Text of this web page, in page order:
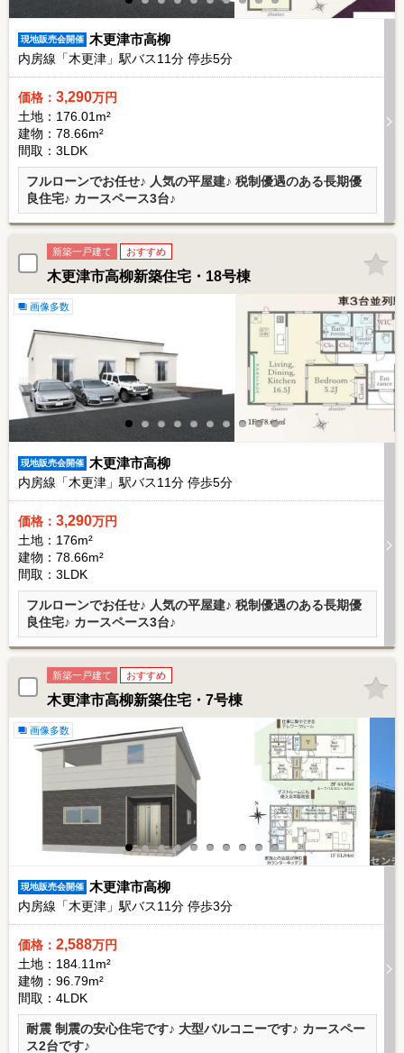
現地販売会開催 木更津市高柳
内房線「木更津」駅バス11分 停歩5分
価格： 3,290万円
土地：176.01m²
建物：78.66m²
間取：3LDK
フルローンでお任せ♪ 人気の平屋建♪ 税制優遇のある長期優
良住宅♪ カースペース3台♪
新築一戸建て おすすめ
木更津市高柳新築住宅・18号棟
画像多数
現地販売会開催 木更津市高柳
内房線「木更津」駅バス11分 停歩5分
価格： 3,290万円
土地：176m²
建物：78.66m²
間取：3LDK
フルローンでお任せ♪ 人気の平屋建♪ 税制優遇のある長期優
良住宅♪ カースペース3台♪
新築一戸建て おすすめ
木更津市高柳新築住宅・7号棟
画像多数
現地販売会開催 木更津市高柳
内房線「木更津」駅バス11分 停歩3分
価格： 2,588万円
土地：184.11m²
建物：96.79m²
間取：4LDK
耐震 制震の安心住宅です♪ 大型バルコニーです♪ カースペー
ス2台です♪